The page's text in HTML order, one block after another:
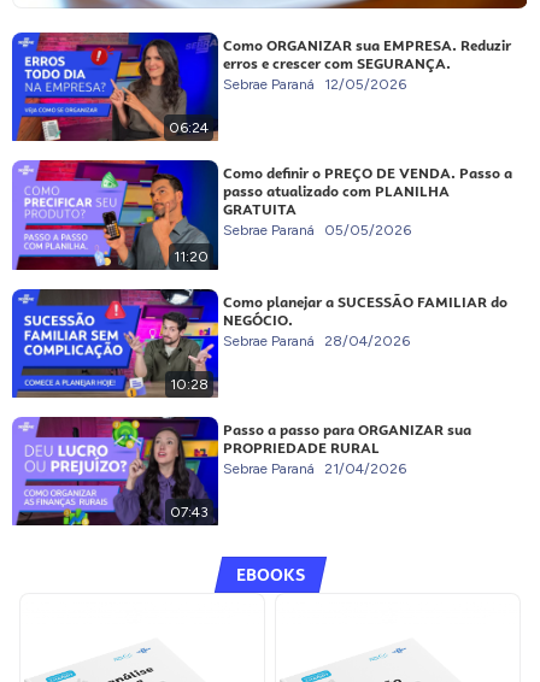
06:24
Como ORGANIZAR sua EMPRESA. Reduzir
erros e crescer com SEGURANÇA.
Sebrae Paraná 12/05/2026
11:20
Como definir o PREÇO DE VENDA. Passo a
passo atualizado com PLANILHA
GRATUITA
Sebrae Paraná 05/05/2026
10:28
Como planejar a SUCESSÃO FAMILIAR do
NEGÓCIO.
Sebrae Paraná 28/04/2026
07:43
Passo a passo para ORGANIZAR sua
PROPRIEDADE RURAL
Sebrae Paraná 21/04/2026
EBOOKS